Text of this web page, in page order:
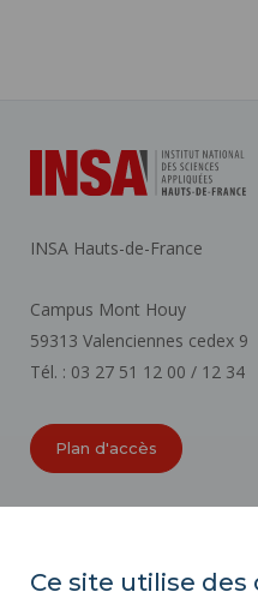
INSA Hauts-de-France
Campus Mont Houy
59313 Valenciennes cedex 9
Tél. : 03 27 51 12 00 / 12 34
Plan d'accès
Ce site utilise des